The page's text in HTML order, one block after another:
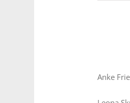
Anke